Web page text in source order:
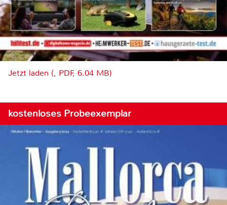
Jetzt laden (, PDF, 6.04 MB)
kostenloses Probeexemplar